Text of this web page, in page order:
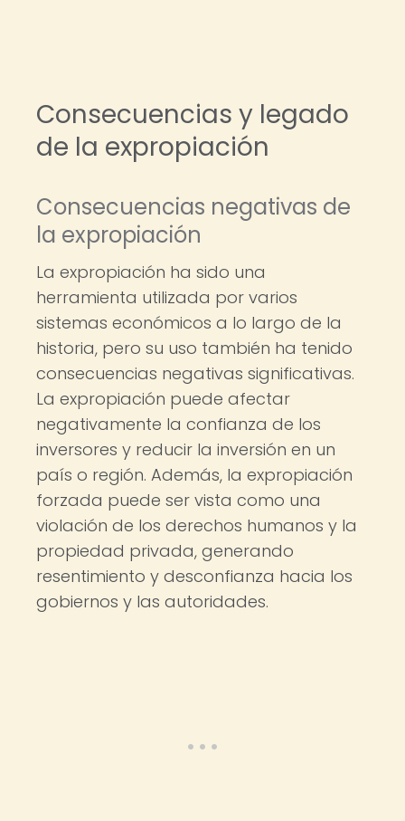
Consecuencias y legado
de la expropiación
Consecuencias negativas de
la expropiación
La expropiación ha sido una
herramienta utilizada por varios
sistemas económicos a lo largo de la
historia, pero su uso también ha tenido
consecuencias negativas significativas.
La expropiación puede afectar
negativamente la confianza de los
inversores y reducir la inversión en un
país o región. Además, la expropiación
forzada puede ser vista como una
violación de los derechos humanos y la
propiedad privada, generando
resentimiento y desconfianza hacia los
gobiernos y las autoridades.